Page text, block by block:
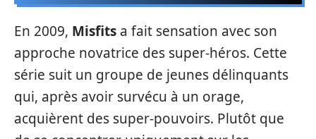
En 2009, Misfits a fait sensation avec son
approche novatrice des super-héros. Cette
série suit un groupe de jeunes délinquants
qui, après avoir survécu à un orage,
acquièrent des super-pouvoirs. Plutôt que